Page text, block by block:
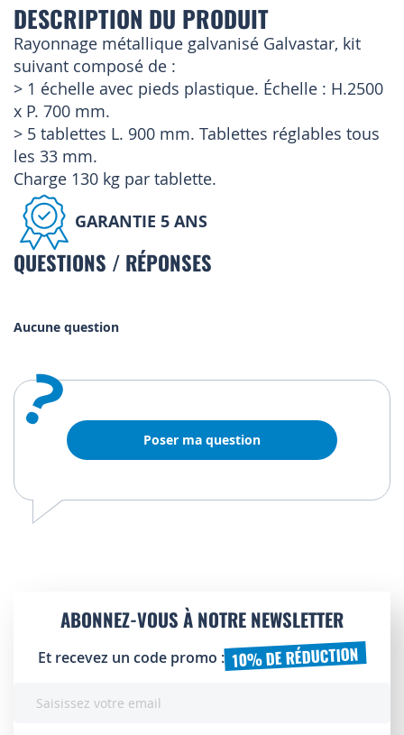
DESCRIPTION DU PRODUIT
Rayonnage métallique galvanisé Galvastar, kit
suivant composé de :
> 1 échelle avec pieds plastique. Échelle : H.2500
x P. 700 mm.
> 5 tablettes L. 900 mm. Tablettes réglables tous
les 33 mm.
Charge 130 kg par tablette.
GARANTIE 5 ANS
QUESTIONS / RÉPONSES
Aucune question
? Poser ma question
ABONNEZ-VOUS À NOTRE NEWSLETTER
Et recevez un code promo : 10% DE RÉDUCTION